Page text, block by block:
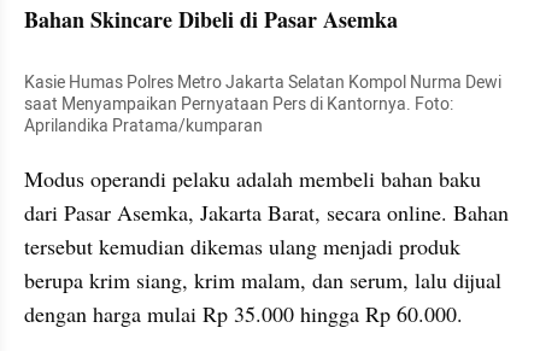
Bahan Skincare Dibeli di Pasar Asemka
Kasie Humas Polres Metro Jakarta Selatan Kompol Nurma Dewi
saat Menyampaikan Pernyataan Pers di Kantornya. Foto:
Aprilandika Pratama/kumparan
Modus operandi pelaku adalah membeli bahan baku
dari Pasar Asemka, Jakarta Barat, secara online. Bahan
tersebut kemudian dikemas ulang menjadi produk
berupa krim siang, krim malam, dan serum, lalu dijual
dengan harga mulai Rp 35.000 hingga Rp 60.000.